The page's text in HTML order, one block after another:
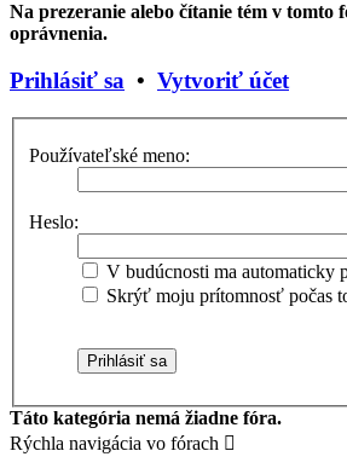
Na prezeranie alebo čítanie tém v tomto
oprávnenia.
Prihlásiť sa • Vytvoriť účet
Používateľské meno:
Heslo:
V budúcnosti ma automaticky
Skrýť moju prítomnosť počas
Táto kategória nemá žiadne fóra.
Rýchla navigácia vo fórach